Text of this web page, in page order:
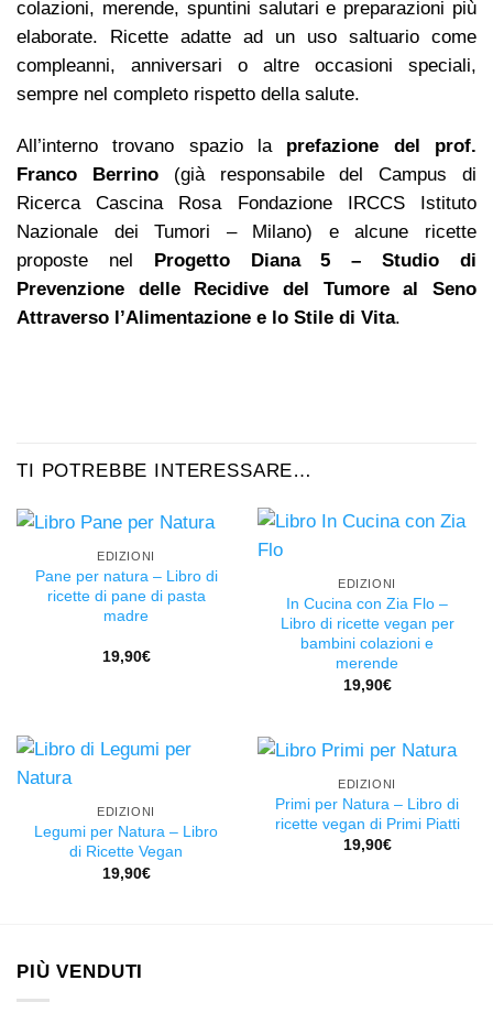
colazioni, merende, spuntini salutari e preparazioni più
elaborate. Ricette adatte ad un uso saltuario come
compleanni, anniversari o altre occasioni speciali,
sempre nel completo rispetto della salute.
All’interno trovano spazio la prefazione del prof.
Franco Berrino(già responsabile del Campus di
Ricerca Cascina Rosa Fondazione IRCCS Istituto
Nazionale dei Tumori – Milano) e alcune ricette
proposte nel
Progetto Diana 5 – Studio di
Prevenzione delle Recidive del Tumore al Seno
Attraverso l’Alimentazione e lo Stile di Vita.
TI POTREBBE INTERESSARE…
EDIZIONI
Pane per natura – Libro di
ricette di pane di pasta
madre
19,90€
EDIZIONI
In Cucina con Zia Flo –
Libro di ricette vegan per
bambini colazioni e
merende
19,90€
EDIZIONI
Legumi per Natura – Libro
di Ricette Vegan
19,90€
EDIZIONI
Primi per Natura – Libro di
ricette vegan di Primi Piatti
19,90€
PIÙ VENDUTI